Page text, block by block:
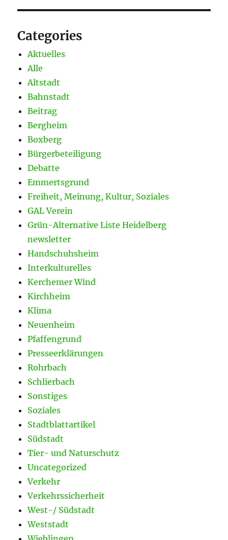
Categories
Aktuelles
Alle
Altstadt
Bahnstadt
Beitrag
Bergheim
Boxberg
Bürgerbeteiligung
Debatte
Emmertsgrund
Freiheit, Meinung, Kultur, Soziales
GAL Verein
Grün-Alternative Liste Heidelberg
newsletter
Handschuhsheim
Interkulturelles
Kerchemer Wind
Kirchheim
Klima
Neuenheim
Pfaffengrund
Presseerklärungen
Rohrbach
Schlierbach
Sonstiges
Soziales
Stadtblattartikel
Südstadt
Tier- und Naturschutz
Uncategorized
Verkehr
Verkehrssicherheit
West-/ Südstadt
Weststadt